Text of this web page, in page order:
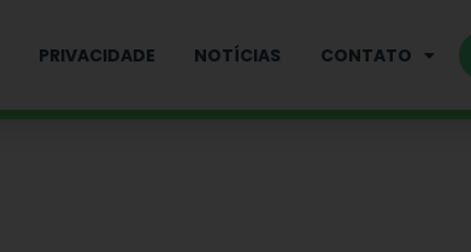
PRIVACIDADE NOTÍCIAS CONTATO